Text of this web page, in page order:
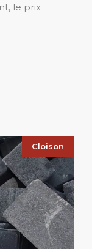
le prix
Cloison